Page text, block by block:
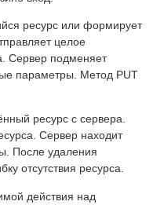
ресурс или формирует
целое
Сервер подменяет
параметры. Метод PUT
ресурс с сервера.
Сервер находит
После удаления
отсутствия ресурса.
действия над